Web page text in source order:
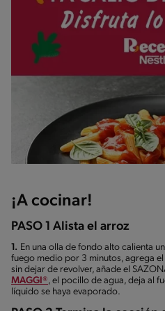
¡A cocinar!
PASO 1 Alista el arroz
1. En una olla de fondo alto calienta
fuego medio por 3 minutos, agrega
sin dejar de revolver, añade el
MAGGI®, el pocillo de agua, deja al
líquido se haya evaporado.